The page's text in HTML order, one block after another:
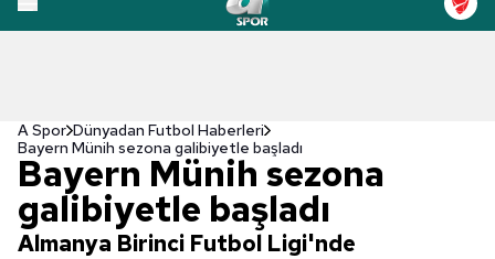
A Spor Dünyadan Futbol Haberleri
Bayern Münih sezona galibiyetle başladı
Bayern Münih sezona
galibiyetle başladı
Almanya Birinci Futbol Ligi'nde